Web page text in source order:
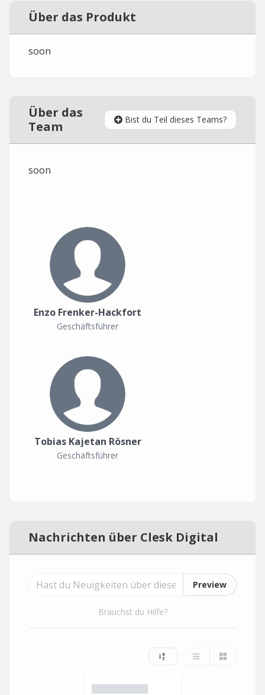
Über das Produkt
soon
Über das
Team
Bist du Teil dieses Teams?
soon
Enzo Frenker-Hackfort
Geschäftsführer
Tobias Kajetan Rösner
Geschäftsführer
Nachrichten über Clesk Digital
Preview
Brauchst du Hilfe?